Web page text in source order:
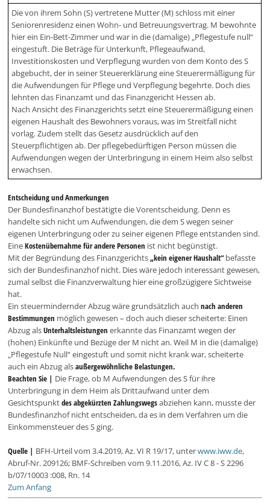
Die von ihrem Sohn (S) vertretene Mutter (M) schloss mit einer
Seniorenresidenz einen Wohn- und Betreuungsvertrag. M bewohnte
hier ein Ein-Bett-Zimmer und war in die (damalige) „Pflegestufe null“
eingestuft. Die Beträge für Unterkunft, Pflegeaufwand,
Investitionskosten und Verpflegung wurden von dem Konto des S
abgebucht, der in seiner Steuererklärung eine Steuerermäßigung für
die Aufwendungen für Pflege und Verpflegung begehrte. Doch dies
lehnten das Finanzamt und das Finanzgericht Hessen ab.
Nach Ansicht des Finanzgerichts setzt eine Steuerermäßigung einen
eigenen Haushalt des Bewohners voraus, was im Streitfall nicht
vorlag. Zudem stellt das Gesetz ausdrücklich auf den
Steuerpflichtigen ab. Der pflegebedürftigen Person müssen die
Aufwendungen wegen der Unterbringung in einem Heim also selbst
erwachsen.
Entscheidung und Anmerkungen
Der Bundesfinanzhof bestätigte die Vorentscheidung. Denn es
handelte sich nicht um Aufwendungen, die dem S wegen seiner
eigenen Unterbringung oder zu seiner eigenen Pflege entstanden sind.
EineKostenübernahme für andere Personen ist nicht begünstigt.
Mit der Begründung des Finanzgerichts„kein eigener Haushalt“befasste
sich der Bundesfinanzhof nicht. Dies wäre jedoch interessant gewesen,
zumal selbst die Finanzverwaltung hier eine großzügigere Sichtweise
hat.
Ein steuermindernder Abzug wäre grundsätzlich auchnach anderen
Bestimmungen möglich gewesen – doch auch dieser scheiterte: Einen
Abzug alsUnterhaltsleistungen erkannte das Finanzamt wegen der
(hohen) Einkünfte und Bezüge der M nicht an. Weil M in die (damalige)
„Pflegestufe Null“ eingestuft und somit nicht krank war, scheiterte
auch ein Abzug alsaußergewöhnliche Belastungen.
Beachten Sie | Die Frage, ob M Aufwendungen des S für ihre
Unterbringung in dem Heim als Drittaufwand unter dem
Gesichtspunktdes abgekürzten Zahlungswegsabziehen kann, musste der
Bundesfinanzhof nicht entscheiden, da es in dem Verfahren um die
Einkommensteuer des S ging.
Quelle | BFH-Urteil vom 3.4.2019, Az. VI R 19/17, unterwww.iww.de,
Abruf-Nr. 209126; BMF-Schreiben vom 9.11.2016, Az. IV C 8 - S 2296
b/07/10003 :008, Rn. 14
Zum Anfang